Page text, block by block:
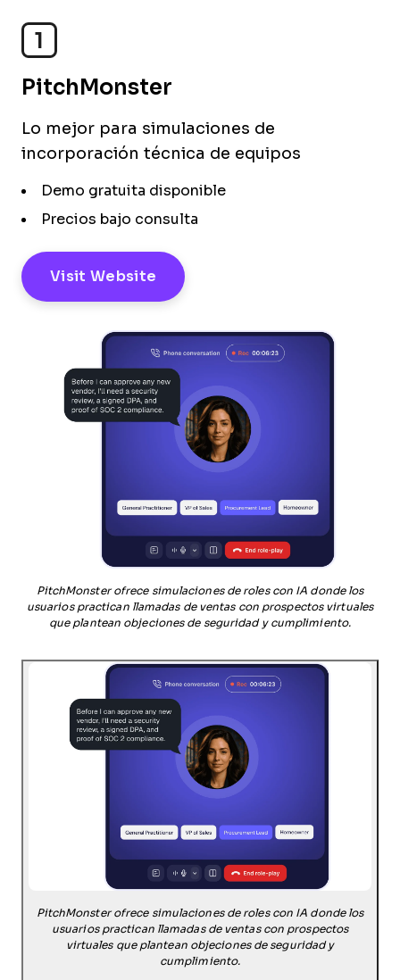
1
PitchMonster
Lo mejor para simulaciones de
incorporación técnica de equipos
Demo gratuita disponible
Precios bajo consulta
Visit Website
PitchMonster ofrece simulaciones de roles con IA donde los
usuarios practican llamadas de ventas con prospectos virtuales
que plantean objeciones de seguridad y cumplimiento.
PitchMonster ofrece simulaciones de roles con IA donde los
usuarios practican llamadas de ventas con prospectos
virtuales que plantean objeciones de seguridad y
cumplimiento.